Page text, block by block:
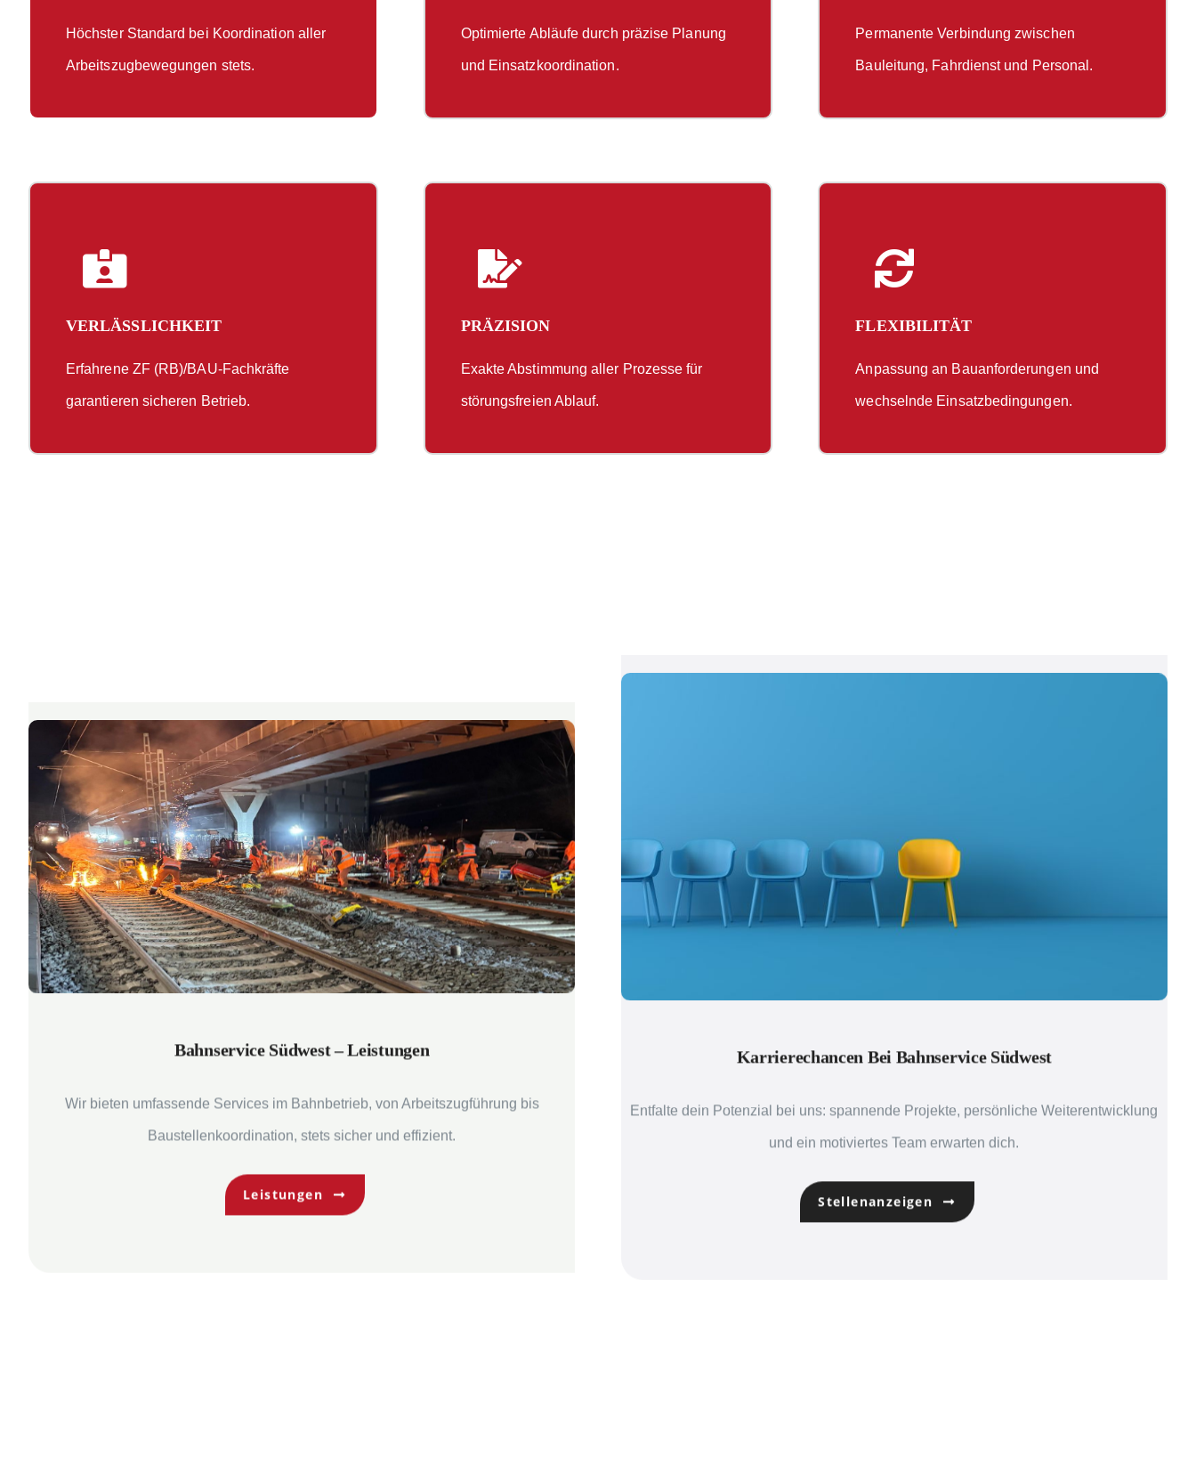
Höchster Standard bei Koordination aller
Arbeitszugbewegungen stets.
Optimierte Abläufe durch präzise Planung
und Einsatzkoordination.
Permanente Verbindung zwischen
Bauleitung, Fahrdienst und Personal.
VERLÄSSLICHKEIT
Erfahrene ZF (RB)/BAU-Fachkräfte
garantieren sicheren Betrieb.
PRÄZISION
Exakte Abstimmung aller Prozesse für
störungsfreien Ablauf.
FLEXIBILITÄT
Anpassung an Bauanforderungen und
wechselnde Einsatzbedingungen.
Bahnservice Südwest – Leistungen
Wir bieten umfassende Services im Bahnbetrieb, von Arbeitszugführung bis
Baustellenkoordination, stets sicher und effizient.
Leistungen
Karrierechancen Bei Bahnservice Südwest
Entfalte dein Potenzial bei uns: spannende Projekte, persönliche Weiterentwicklung
und ein motiviertes Team erwarten dich.
Stellenanzeigen